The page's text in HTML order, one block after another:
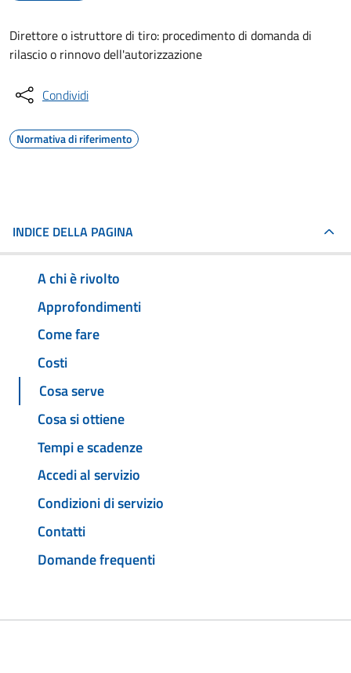
Direttore o istruttore di tiro: procedimento di domanda di
rilascio o rinnovo dell'autorizzazione
Condividi
Normativa di riferimento
INDICE DELLA PAGINA
A chi è rivolto
Approfondimenti
Come fare
Costi
Cosa serve
Cosa si ottiene
Tempi e scadenze
Accedi al servizio
Condizioni di servizio
Contatti
Domande frequenti